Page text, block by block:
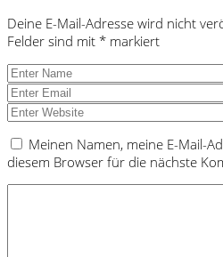
Deine E-Mail-Adresse wird nicht
Felder sind mit * markiert
Meinen Namen, meine E-Mail-
diesem Browser für die nächste